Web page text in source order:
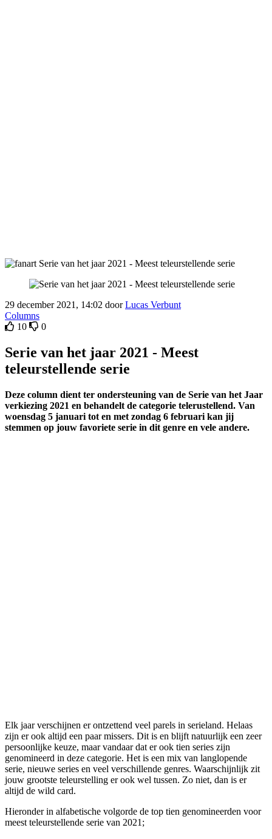
29 december 2021, 14:02 doorLucas Verbunt
Columns
10
0
Serie van het jaar 2021 - Meest
teleurstellende serie
Deze column dient ter ondersteuning van de Serie van het Jaar
verkiezing 2021 en behandelt de categorie telerustellend. Van
woensdag 5 januari tot en met zondag 6 februari kan jij
stemmen op jouw favoriete serie in dit genre en vele andere.
Elk jaar verschijnen er ontzettend veel parels in serieland. Helaas
zijn er ook altijd een paar missers. Dit is en blijft natuurlijk een zeer
persoonlijke keuze, maar vandaar dat er ook tien series zijn
genomineerd in deze categorie. Het is een mix van langlopende
serie, nieuwe series en veel verschillende genres. Waarschijnlijk zit
jouw grootste teleurstelling er ook wel tussen. Zo niet, dan is er
altijd de wild card.
Hieronder in alfabetische volgorde de top tien genomineerden voor
meest teleurstellende serie van 2021;